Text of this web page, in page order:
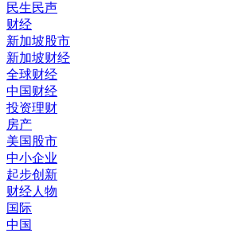
民生民声
财经
新加坡股市
新加坡财经
全球财经
中国财经
投资理财
房产
美国股市
中小企业
起步创新
财经人物
国际
中国